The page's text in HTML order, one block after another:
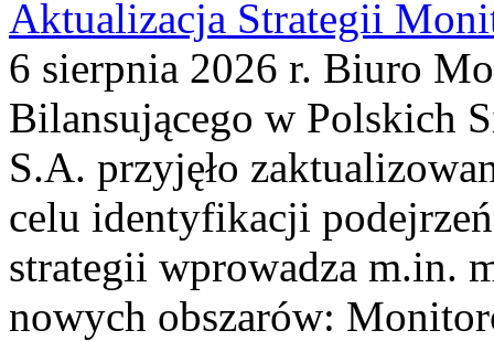
Aktualizacja Strategii
6 sierpnia 2026 r. Biuro
Bilansującego w Polskich
S.A. przyjęło
celu identyfikacji
strategii wprowadza m.in.
nowych obszarów: